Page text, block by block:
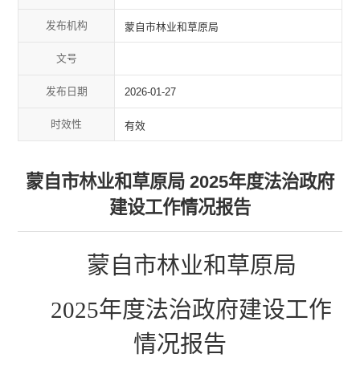
发布机构 蒙自市林业和草原局
文号
发布日期 2026-01-27
时效性 有效
蒙自市林业和草原局 2025年度法治政府
建设工作情况报告
蒙自市林业和草原局
2025年度法治政府建设工作
情况报告